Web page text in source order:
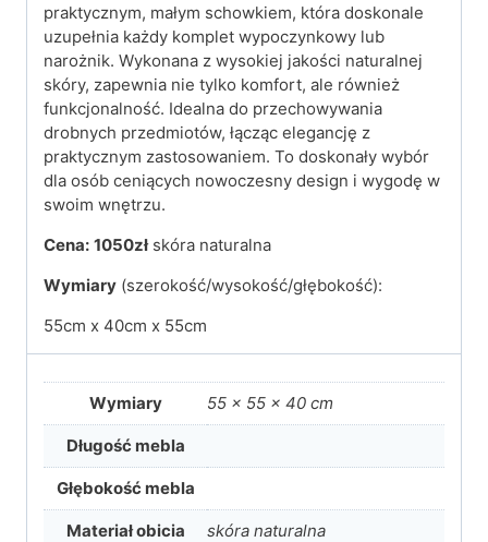
praktycznym, małym schowkiem, która doskonale
uzupełnia każdy komplet wypoczynkowy lub
narożnik. Wykonana z wysokiej jakości naturalnej
skóry, zapewnia nie tylko komfort, ale również
funkcjonalność. Idealna do przechowywania
drobnych przedmiotów, łącząc elegancję z
praktycznym zastosowaniem. To doskonały wybór
dla osób ceniących nowoczesny design i wygodę w
swoim wnętrzu.
Cena: 1050złskóra naturalna
Wymiary (szerokość/wysokość/głębokość):
55cm x 40cm x 55cm
Wymiary 55 × 55 × 40 cm
Długość mebla
Głębokość mebla
Materiał obicia skóra naturalna